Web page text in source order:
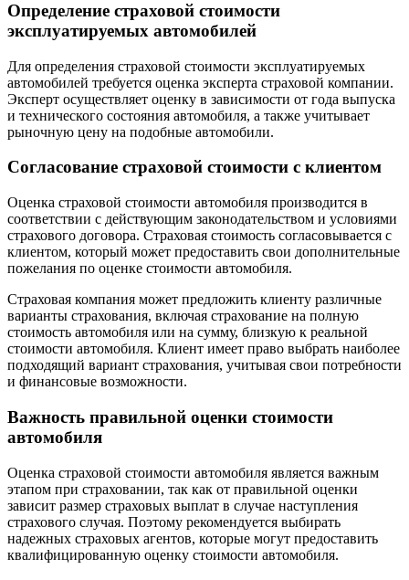
Определение страховой стоимости
эксплуатируемых автомобилей
Для определения страховой стоимости эксплуатируемых
автомобилей требуется оценка эксперта страховой компании.
Эксперт осуществляет оценку в зависимости от года выпуска
и технического состояния автомобиля, а также учитывает
рыночную цену на подобные автомобили.
Согласование страховой стоимости с клиентом
Оценка страховой стоимости автомобиля производится в
соответствии с действующим законодательством и условиями
страхового договора. Страховая стоимость согласовывается с
клиентом, который может предоставить свои дополнительные
пожелания по оценке стоимости автомобиля.
Страховая компания может предложить клиенту различные
варианты страхования, включая страхование на полную
стоимость автомобиля или на сумму, близкую к реальной
стоимости автомобиля. Клиент имеет право выбрать наиболее
подходящий вариант страхования, учитывая свои потребности
и финансовые возможности.
Важность правильной оценки стоимости
автомобиля
Оценка страховой стоимости автомобиля является важным
этапом при страховании, так как от правильной оценки
зависит размер страховых выплат в случае наступления
страхового случая. Поэтому рекомендуется выбирать
надежных страховых агентов, которые могут предоставить
квалифицированную оценку стоимости автомобиля.